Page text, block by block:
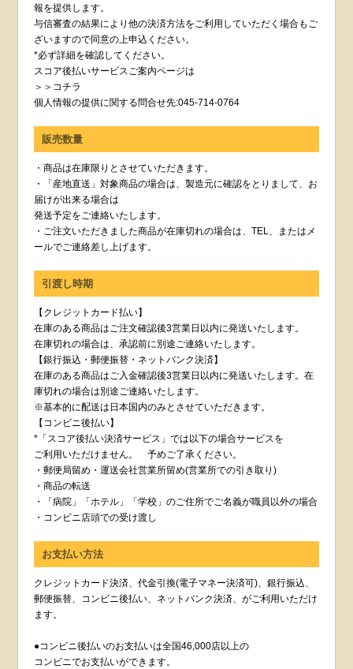
報を提供します。
与信審査の結果により他の決済方法をご利用していただく場合もご
ざいますので同意の上申込ください。
*必ず詳細を確認してください。
スコア後払いサービスご案内ページは
＞＞コチラ
個人情報の提供に関する問合せ先:045-714-0764
販売数量
・商品は在庫限りとさせていただきます。
・「産地直送」対象商品の場合は、製造元に確認をとりまして、お
届けが出来る場合は
発送予定をご連絡いたします。
・ご注文いただきました商品が在庫切れの場合は、TEL、またはメ
ールでご連絡差し上げます。
引渡し時期
【クレジットカード払い】
在庫のある商品はご注文確認後3営業日以内に発送いたします。
在庫切れの場合は、承認前に別途ご連絡いたします。
【銀行振込・郵便振替・ネットバンク決済】
在庫のある商品はご入金確認後3営業日以内に発送いたします。在
庫切れの場合は別途ご連絡いたします。
※基本的に配送は日本国内のみとさせていただきます。
【コンビニ後払い】
*「スコア後払い決済サービス」では以下の場合サービスを
ご利用いただけません。 予めご了承ください。
・郵便局留め・運送会社営業所留め(営業所での引き取り)
・商品の転送
・「病院」「ホテル」「学校」のご住所でご名義が職員以外の場合
・コンビニ店頭での受け渡し
お支払い方法
クレジットカード決済、代金引換(電子マネー決済可)、銀行振込、
郵便振替、コンビニ後払い、ネットバンク決済、がご利用いただけ
ます。
●コンビニ後払いのお支払いは全国46,000店以上の
コンビニでお支払いができます。